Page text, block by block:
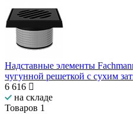
Надставные элементы
чугунной решеткой с сухим
6 616
на складе
Товаров 1